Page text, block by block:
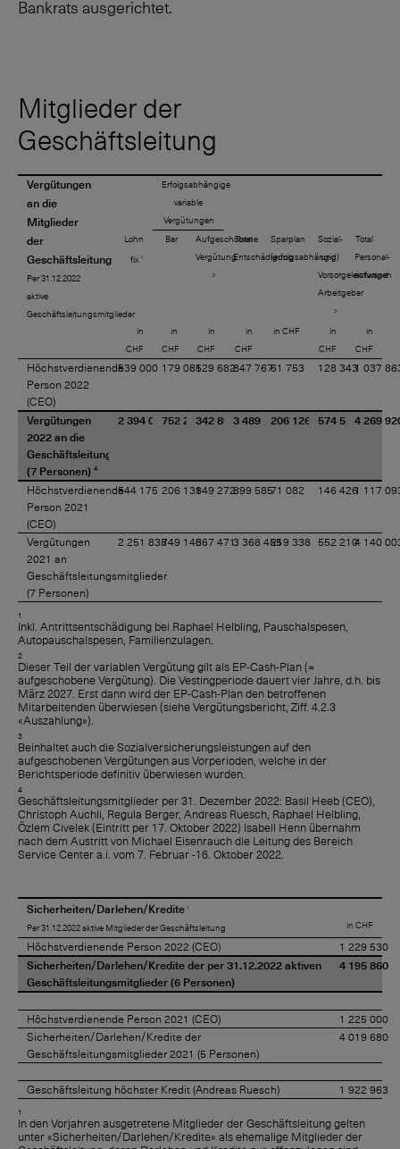
Bankrats ausgerichtet.
Mitglieder der
Geschäftsleitung
Vergütungen
an die
Mitglieder
der
Geschäftsleitung
Per 31.12.2022
aktive
Geschäftsleitungsmitglieder
Erfolgsabhängige
variable
Vergütungen
Lohn
fix 1
Bar
Aufgeschobene
Vergütung
2
Total
Entschädigung
Sparplan
(erfolgsabhängig)
Sozial-
und
Vorsorgeleistungen
Arbeitgeber
3
Total
Personal-
aufwand
in
CHF
in
CHF
in
CHF
in
CHF
in CHF
in
CHF
in
CHF
Höchstverdienende
Person 2022
(CEO)
539 000 179 085129 682847 76761 753 128 3431 037
Vergütungen
2022 an die
Geschäftsleitungsmitglieder
(7 Personen) 4
2 394 012752 293342 8943 489 199206 126 574 5954 269
Höchstverdienende
Person 2021
(CEO)
544 175 206 138149 272899 58571 082 146 4261 117
Vergütungen
2021 an
Geschäftsleitungsmitglieder
(7 Personen)
2 251 838749 146367 4713 368 455219 338 552 2104 140
1
Inkl. Antrittsentschädigung bei Raphael Helbling, Pauschalspesen,
Autopauschalspesen, Familienzulagen.
2
Dieser Teil der variablen Vergütung gilt als EP-Cash-Plan (=
aufgeschobene Vergütung). Die Vestingperiode dauert vier Jahre, d.h. bis
März 2027. Erst dann wird der EP-Cash-Plan den betroffenen
Mitarbeitenden überwiesen (siehe Vergütungsbericht, Ziff. 4.2.3
«Auszahlung»).
3
Beinhaltet auch die Sozialversicherungsleistungen auf den
aufgeschobenen Vergütungen aus Vorperioden, welche in der
Berichtsperiode definitiv überwiesen wurden.
4
Geschäftsleitungsmitglieder per 31. Dezember 2022: Basil Heeb (CEO),
Christoph Auchli, Regula Berger, Andreas Ruesch, Raphael Helbling,
Özlem Civelek (Eintritt per 17. Oktober 2022) Isabell Henn übernahm
nach dem Austritt von Michael Eisenrauch die Leitung des Bereich
Service Center a.i. vom 7. Februar -16. Oktober 2022.
Sicherheiten/Darlehen/Kredite 1
Per 31.12.2022 aktive Mitglieder der Geschäftsleitung in CHF
Höchstverdienende Person 2022 (CEO)
1 229 530
Sicherheiten/Darlehen/Kredite der per 31.12.2022 aktiven
Geschäftsleitungsmitglieder (6 Personen)
4 195 860
Höchstverdienende Person 2021 (CEO)
1 225 000
Sicherheiten/Darlehen/Kredite der
Geschäftsleitungsmitglieder 2021 (5 Personen)
4 019 680
Geschäftsleitung höchster Kredit (Andreas Ruesch) 1 922 963
1
In den Vorjahren ausgetretene Mitglieder der Geschäftsleitung gelten
unter «Sicherheiten/Darlehen/Kredite» als ehemalige Mitglieder der